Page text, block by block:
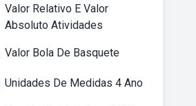
Valor Relativo E Valor
Absoluto Atividades
Valor Bola De Basquete
Unidades De Medidas 4 Ano